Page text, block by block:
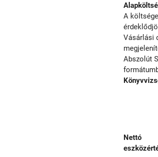
A
Vásárlási
Abszolút
Nettó